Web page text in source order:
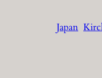
Japan